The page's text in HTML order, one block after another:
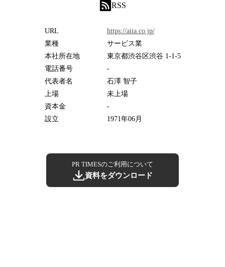
RSS
URL
https://aiia.co.jp/
業種
サービス業
本社所在地
東京都渋谷区渋谷 1-1-5
電話番号
-
代表者名
石澤 智子
上場
未上場
資本金
-
設立
1971年06月
PR TIMESのご利用について
資料をダウンロード